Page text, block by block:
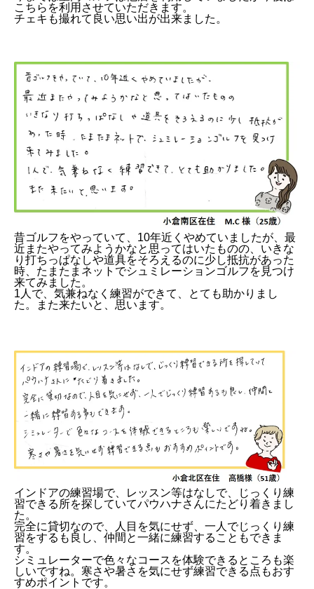
こちらを利用させていただきます。
チェキも撮れて良い思い出が出来ました。
昔ゴルフをやっていて、10年近くやめていましたが、最
近またやってみようかなと思ってはいたものの、いきな
り打ちっぱなしや道具をそろえるのに少し抵抗があった
時、たまたまネットでシュミレーションゴルフを見つけ
来てみました。
1人で、気兼ねなく練習ができて、とても助かりまし
た。また来たいと、思います。
インドアの練習場で、レッスン等はなしで、じっくり練
習できる所を探していてパウハナさんにたどり着きまし
た。
完全に貸切なので、人目を気にせず、一人でじっくり練
習をするも良し、仲間と一緒に練習することもできま
す。
シミュレーターで色々なコースを体験できるところも楽
しいですね。寒さや暑さを気にせず練習できる点もおす
すめポイントです。